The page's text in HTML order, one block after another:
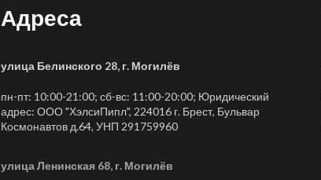
Адреса
улица Белинского 28, г. Могилёв
пн-пт: 10:00-21:00; сб-вс: 11:00-20:00; Юридический
адрес: ООО "ХэлсиПипл", 224016 г. Брест, Бульвар
Космонавтов д.64, УНП 291759960
улица Ленинская 68, г. Могилёв